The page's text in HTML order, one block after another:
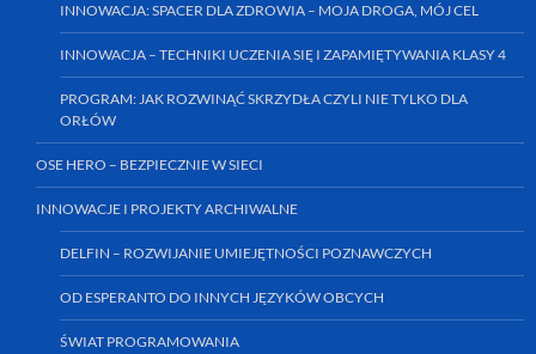
INNOWACJA: SPACER DLA ZDROWIA – MOJA DROGA, MÓJ CEL
INNOWACJA – TECHNIKI UCZENIA SIĘ I ZAPAMIĘTYWANIA KLASY 4
PROGRAM: JAK ROZWINĄĆ SKRZYDŁA CZYLI NIE TYLKO DLA
ORŁÓW
OSE HERO – BEZPIECZNIE W SIECI
INNOWACJE I PROJEKTY ARCHIWALNE
DELFIN – ROZWIJANIE UMIEJĘTNOŚCI POZNAWCZYCH
OD ESPERANTO DO INNYCH JĘZYKÓW OBCYCH
ŚWIAT PROGRAMOWANIA